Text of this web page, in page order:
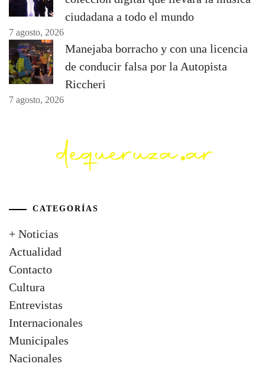
ciudadana a todo el mundo
7 agosto, 2026
Manejaba borracho y con una licencia
de conducir falsa por la Autopista
Riccheri
7 agosto, 2026
CATEGORÍAS
+ Noticias
Actualidad
Contacto
Cultura
Entrevistas
Internacionales
Municipales
Nacionales